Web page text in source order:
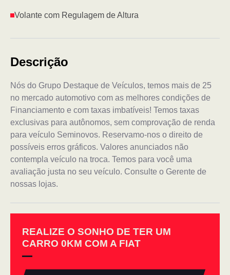
Volante com Regulagem de Altura
Descrição
Nós do Grupo Destaque de Veículos, temos mais de 25
no mercado automotivo com as melhores condições de
Financiamento e com taxas imbatíveis! Temos taxas
exclusivas para autônomos, sem comprovação de renda
para veículo Seminovos. Reservamo-nos o direito de
possíveis erros gráficos. Valores anunciados não
contempla veículo na troca. Temos para você uma
avaliação justa no seu veículo. Consulte o Gerente de
nossas lojas.
REALIZE O SONHO DE TER UM
CARRO 0KM COM A FIAT